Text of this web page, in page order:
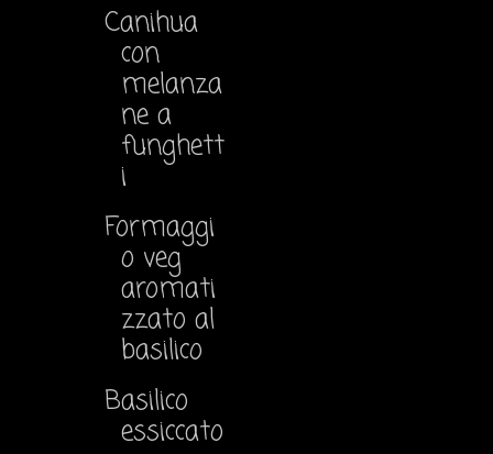
Canihua
con
melanza
ne a
funghett
i
Formaggi
o veg
aromati
zzato al
basilico
Basilico
essiccato